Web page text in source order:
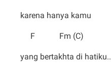
karena hanya kamu
F Fm (C)
yang bertakhta di hatiku..